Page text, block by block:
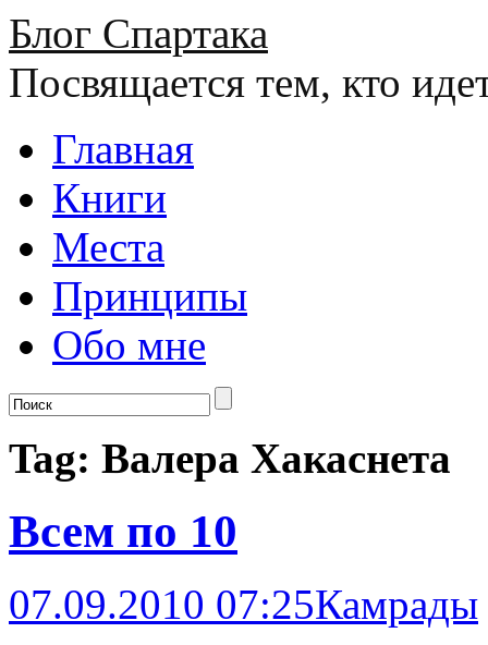
Блог Спартака
Посвящается тем, кто
Главная
Книги
Места
Принципы
Обо мне
Tag: Валера Хакаснета
Всем по 10
07.09.2010 07:25Камрады